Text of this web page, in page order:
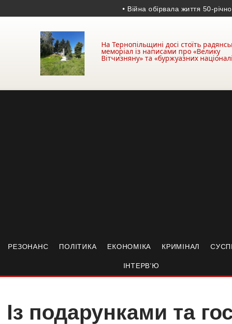
• Війна обірвала життя 50-річного
На Тернопільщині досі стоїть
меморіал із написами про «Велику
Вітчизняну» та «буржуазних
РЕЗОНАНС ПОЛІТИКА ЕКОНОМІКА КРИМІНАЛ
ІНТЕРВ’Ю
Із подарунками та